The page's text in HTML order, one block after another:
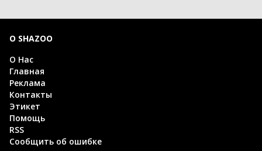
О SHAZOO
О Нас
Главная
Реклама
Контакты
Этикет
Помощь
RSS
Сообщить об ошибке